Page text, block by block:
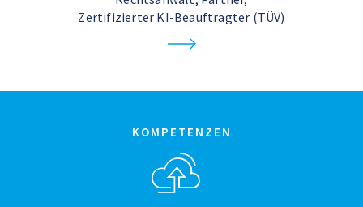
Zertifizierter KI-Beauftragter (TÜV)
KOMPETENZEN